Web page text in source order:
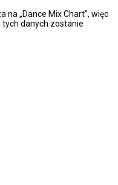
„Dance Mix Chart”, więc
tych danych zostanie